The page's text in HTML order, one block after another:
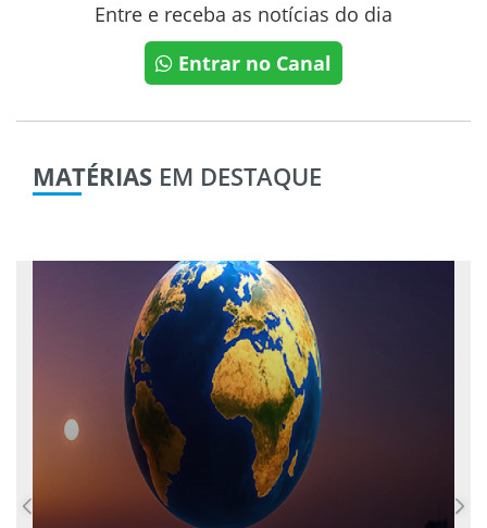
Entre e receba as notícias do dia
Entrar no Canal
MATÉRIAS EM DESTAQUE